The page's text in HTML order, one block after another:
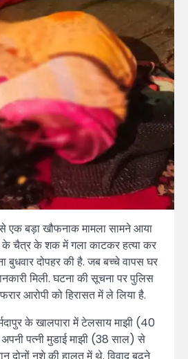
एक बड़ा खौफनाक मामला सामने आया
के चैत्र के शक में गला काटकर हत्या कर
बुधवार दोपहर की है. जब बच्चे वापस घर
मिली. घटना की सूचना पर पुलिस
आरोपी को हिरासत में ले लिया है.
के खालपारा में टेलसाय माझी (40
पत्नी मुडाई माझी (38 साल) से